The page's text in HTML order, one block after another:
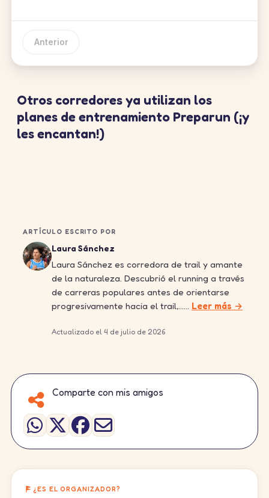
Anterior
Otros corredores ya utilizan los
planes de entrenamiento Preparun (¡y
les encantan!)
ARTÍCULO ESCRITO POR
Laura Sánchez
Laura Sánchez es corredora de trail y amante
de la naturaleza. Descubrió el running a través
de carreras populares antes de orientarse
progresivamente hacia el trail,…… Leer más →
Actualizado el 4 de julio de 2026
Comparte con mis amigos
¿ES EL ORGANIZADOR?